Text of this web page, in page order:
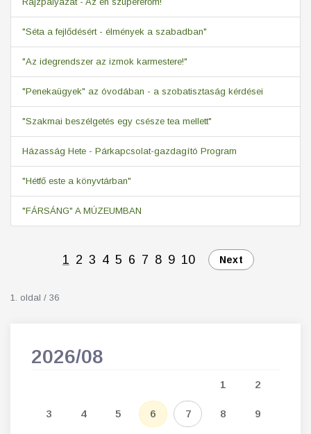
"Séta a fejlődésért - élmények a szabadban"
"Az idegrendszer az izmok karmestere!"
"Penekaügyek" az óvodában - a szobatisztaság kérdései
"Szakmai beszélgetés egy csésze tea mellett"
Házasság Hete - Párkapcsolat-gazdagító Program
"Hétfő este a könyvtárban"
"FÁRSÁNG" A MÚZEUMBAN
1 2 3 4 5 6 7 8 9 10 Next
1. oldal / 36
2026/08
1 2
3 4 5 6 7 8 9